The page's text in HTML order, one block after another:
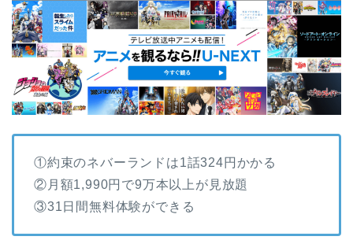
①約束のネバーランドは1話324円かかる
②月額1,990円で9万本以上が見放題
③31日間無料体験ができる